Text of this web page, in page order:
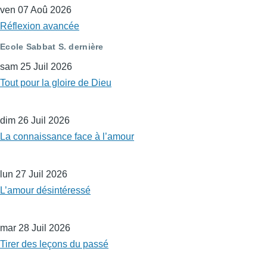
ven 07 Aoû 2026
Réflexion avancée
Ecole Sabbat S. dernière
sam 25 Juil 2026
Tout pour la gloire de Dieu
dim 26 Juil 2026
La connaissance face à l’amour
lun 27 Juil 2026
L’amour désintéressé
mar 28 Juil 2026
Tirer des leçons du passé